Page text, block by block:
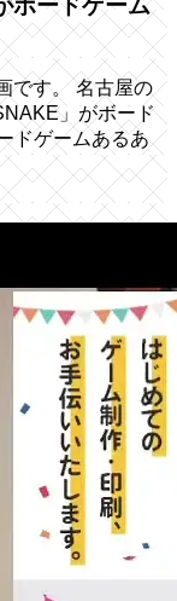
ボードゲーム
です。 名古屋の
」がボード
ドゲームあるあ